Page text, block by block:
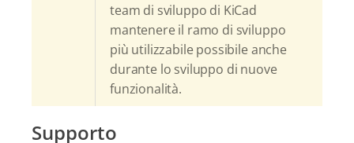
team di sviluppo di KiCad
mantenere il ramo di sviluppo
più utilizzabile possibile anche
durante lo sviluppo di nuove
funzionalità.
Supporto